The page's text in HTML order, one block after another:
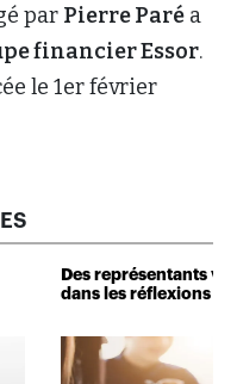
par Pierre Paré a
financier Essor.
le 1er février
Des représentants
dans les réflexions de